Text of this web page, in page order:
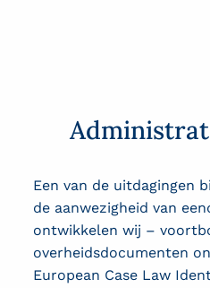
Een van de uitdagingen
de aanwezigheid van
ontwikkelen wij –
overheidsdocumenten
European Case Law